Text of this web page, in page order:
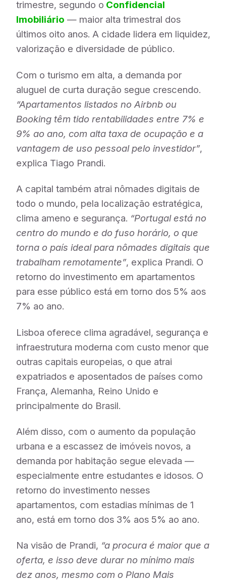
trimestre, segundo o Confidencial
Imobiliário — maior alta trimestral dos
últimos oito anos. A cidade lidera em liquidez,
valorização e diversidade de público.
Com o turismo em alta, a demanda por
aluguel de curta duração segue crescendo.
“Apartamentos listados no Airbnb ou
Booking têm tido rentabilidades entre 7% e
9% ao ano, com alta taxa de ocupação e a
vantagem de uso pessoal pelo investidor”,
explica Tiago Prandi.
A capital também atrai nômades digitais de
todo o mundo, pela localização estratégica,
clima ameno e segurança. “Portugal está no
centro do mundo e do fuso horário, o que
torna o país ideal para nômades digitais que
trabalham remotamente”, explica Prandi. O
retorno do investimento em apartamentos
para esse público está em torno dos 5% aos
7% ao ano.
Lisboa oferece clima agradável, segurança e
infraestrutura moderna com custo menor que
outras capitais europeias, o que atrai
expatriados e aposentados de países como
França, Alemanha, Reino Unido e
principalmente do Brasil.
Além disso, com o aumento da população
urbana e a escassez de imóveis novos, a
demanda por habitação segue elevada —
especialmente entre estudantes e idosos. O
retorno do investimento nesses
apartamentos, com estadias mínimas de 1
ano, está em torno dos 3% aos 5% ao ano.
Na visão de Prandi, “a procura é maior que a
oferta, e isso deve durar no mínimo mais
dez anos, mesmo com o Plano Mais